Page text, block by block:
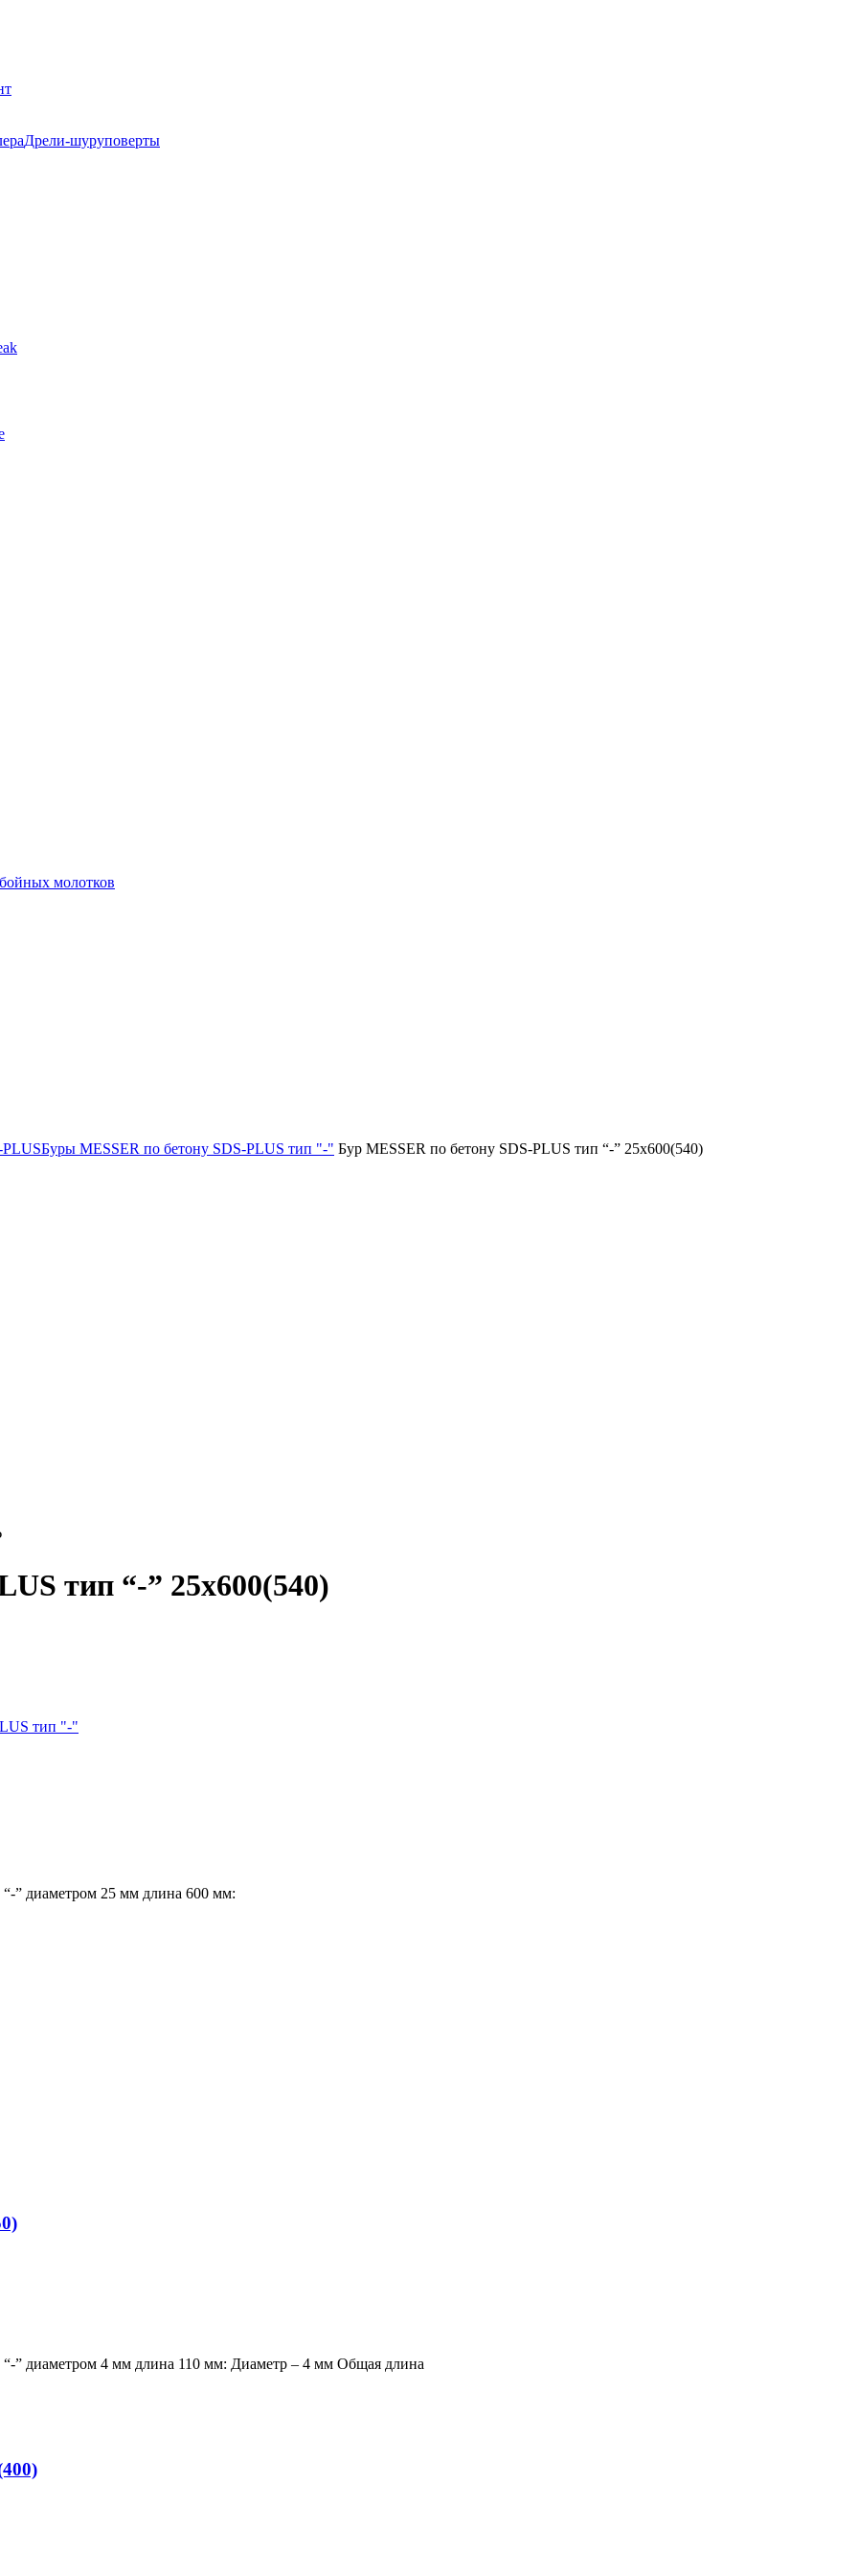
Дрели-шуруповерты
молотков
Буры MESSER по бетону SDS-PLUS тип "-" Бур MESSER по бетону SDS-PLUS тип “-” 25х600(540)
тип “-” 25х600(540)
тип "-"
“-” диаметром 25 мм длина 600 мм:
“-” диаметром 4 мм длина 110 мм: Диаметр – 4 мм Общая длина